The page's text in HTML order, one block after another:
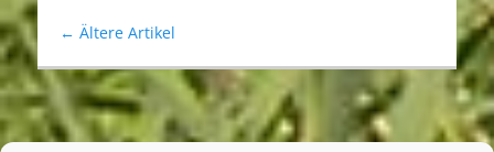
Artikel-
← Ältere Artikel